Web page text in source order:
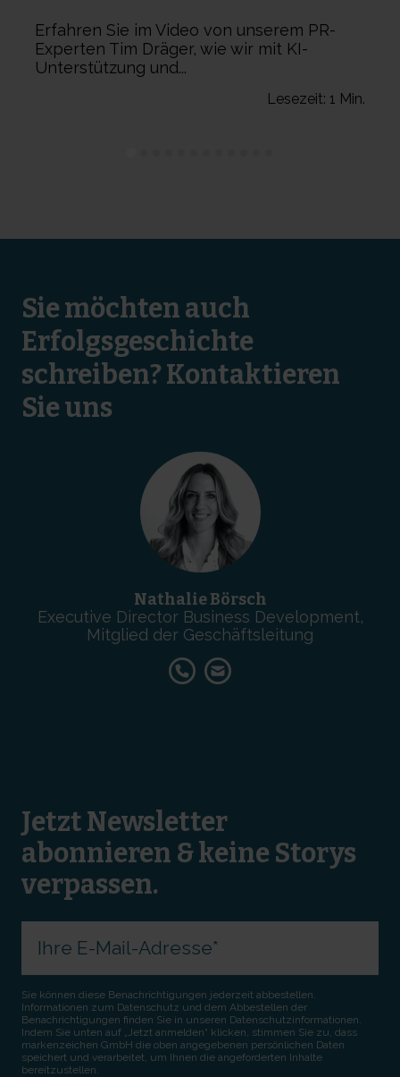
Erfahren Sie im Video von unserem PR-
Experten Tim Dräger, wie wir mit KI-
Unterstützung und...
Lesezeit: 1 Min.
Sie möchten auch
Erfolgsgeschichte
schreiben? Kontaktieren
Sie uns
Nathalie Börsch
Executive Director Business Development,
Mitglied der Geschäftsleitung
Jetzt Newsletter
abonnieren & keine Storys
verpassen.
Sie können diese Benachrichtigungen jederzeit abbestellen.
Informationen zum Datenschutz und dem Abbestellen der
Benachrichtigungen finden Sie in unseren Datenschutzinformationen.
Indem Sie unten auf „Jetzt anmelden“ klicken, stimmen Sie zu, dass
markenzeichen GmbH die oben angegebenen persönlichen Daten
speichert und verarbeitet, um Ihnen die angeforderten Inhalte
bereitzustellen.